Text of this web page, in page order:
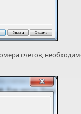
счетов,